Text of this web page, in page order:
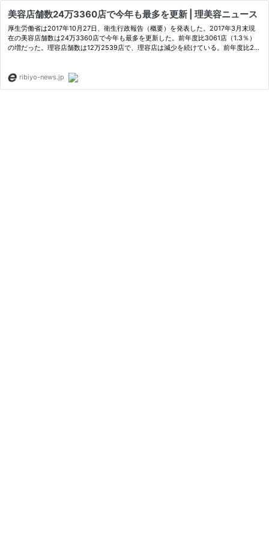
美容店舗数24万3360店で今年も最多を更新 | 理美容ニュース
厚生労働省は2017年10月27日、衛生行政報告（概要）を発表した。2017年3月末現
在の美容店舗数は24万3360店で今年も最多を更新した。前年度比3061店（1.3％）
の増だった。理容店舗数は12万2539店で、理容店は減少を続けている。前年度比20
ribiyo-news.jp